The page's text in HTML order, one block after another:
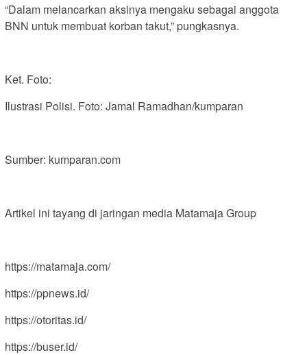
“Dalam melancarkan aksinya mengaku sebagai anggota
BNN untuk membuat korban takut,” pungkasnya.
Ket. Foto:
Ilustrasi Polisi. Foto: Jamal Ramadhan/kumparan
Sumber: kumparan.com
Artikel ini tayang di jaringan media Matamaja Group
https://matamaja.com/
https://ppnews.id/
https://otoritas.id/
https://buser.id/